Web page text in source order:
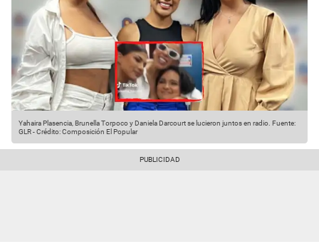
Yahaira Plasencia, Brunella Torpoco y Daniela Darcourt se lucieron juntos en radio. Fuente:
GLR-Crédito: Composición El Popular